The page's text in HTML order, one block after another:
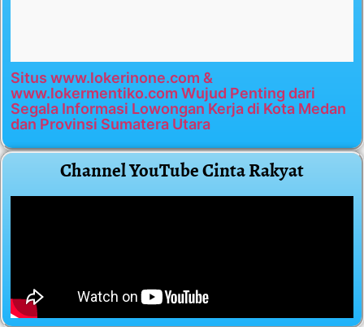
Situs www.lokerinone.com &
www.lokermentiko.com Wujud Penting dari
Segala Informasi Lowongan Kerja di Kota Medan
dan Provinsi Sumatera Utara
Channel YouTube Cinta Rakyat